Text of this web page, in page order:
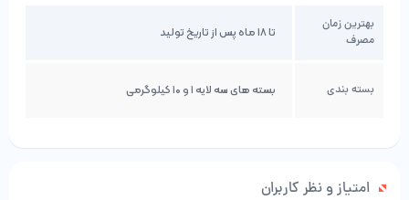
گوسفند و بز ۱ تا ۱٫۵ گرم
بهترین زمان
مصرف
تا ۱۸ ماه پس از تاریخ تولید
بسته بندی بسته های سه لایه ۱ و ۱۰ کیلوگرمی
امتیاز و نظر کاربران